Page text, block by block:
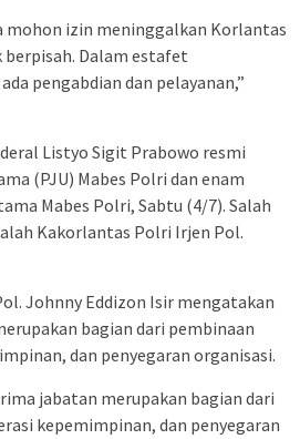
mohon izin meninggalkan Korlantas
Dalam estafet
pengabdian dan pelayanan,”
Listyo Sigit Prabowo resmi
(PJU) Mabes Polri dan enam
Mabes Polri, Sabtu (4/7). Salah
Kakorlantas Polri Irjen Pol.
Johnny Eddizon Isir mengatakan
bagian dari pembinaan
dan penyegaran organisasi.
jabatan merupakan bagian dari
kepemimpinan, dan penyegaran